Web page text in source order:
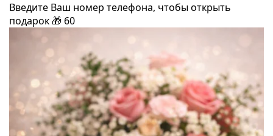
Введите Ваш номер телефона, чтобы открыть
подарок 🎁 60